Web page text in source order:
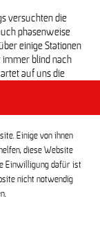
versuchten die
phasenweise
einige Stationen
immer blind nach
auf uns die
Fortuna aus
wieder auf
3 Punkte.
Einige von ihnen
diese Website
Einwilligung dafür ist
nicht notwendig